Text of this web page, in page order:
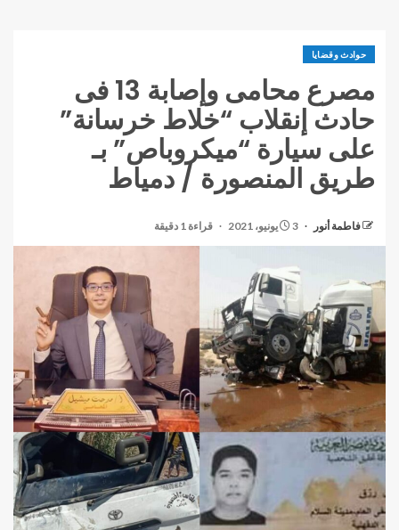
حوادث وقضايا
مصرع محامى وإصابة 13 فى
حادث إنقلاب “خلاط خرسانة”
على سيارة “ميكروباص” بـ
طريق المنصورة / دمياط
فاطمة أنور 3 يونيو، 2021 قراءة 1 دقيقة